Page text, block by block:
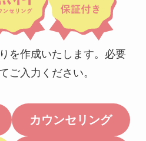
を作成いたします。必要
ご入力ください。
カウンセリング